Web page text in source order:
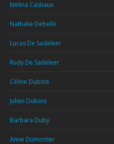
Melina Castiaux
Nathalie Debelle
Lucas De Sadeleer
Rudy De Sadeleer
Céline Dubois
Julien Dubois
Barbara Duby
Anne Dumortier